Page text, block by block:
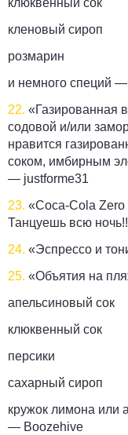
клюквенный сок
кленовый сироп
розмарин
и немного специй —
22. «Газированная
содовой и/или
нравится
соком, имбирным
— justforme31
23. «Coca-Cola Zero
Танцуешь всю
24. «Эспрессо и
25. «Объятия на
апельсиновый сок
клюквенный сок
персики
сахарный сироп
кружок лимона или
— Boozehive